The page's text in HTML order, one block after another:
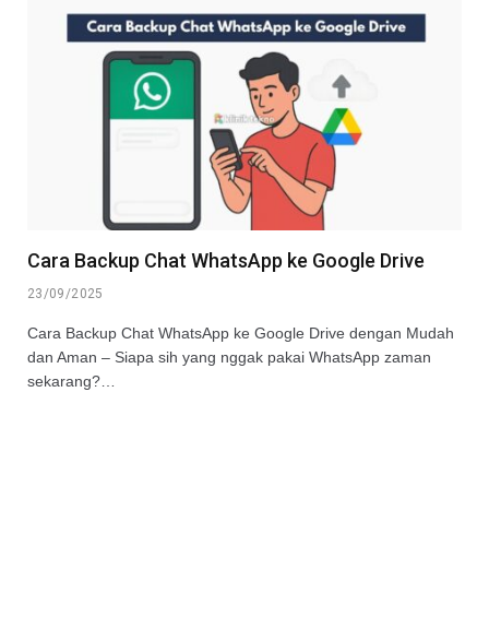
Cara Backup Chat WhatsApp ke Google Drive
23/09/2025
Cara Backup Chat WhatsApp ke Google Drive dengan Mudah
dan Aman – Siapa sih yang nggak pakai WhatsApp zaman
sekarang?…